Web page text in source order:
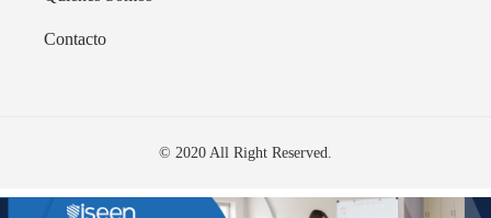
Contacto
© 2020 All Right Reserved.